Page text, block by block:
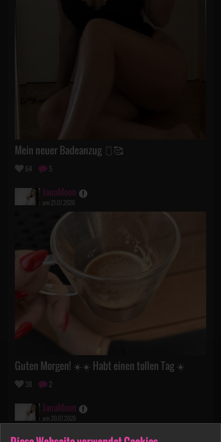
Mein neuer Badeanzug 🩱🥰
64 5
JanaMoon
am 21.07.2026
Guten Morgen! ☀️☀️ Habt einen tollen Tag ☀️
38 2
JanaMoon
am 20.07.2026